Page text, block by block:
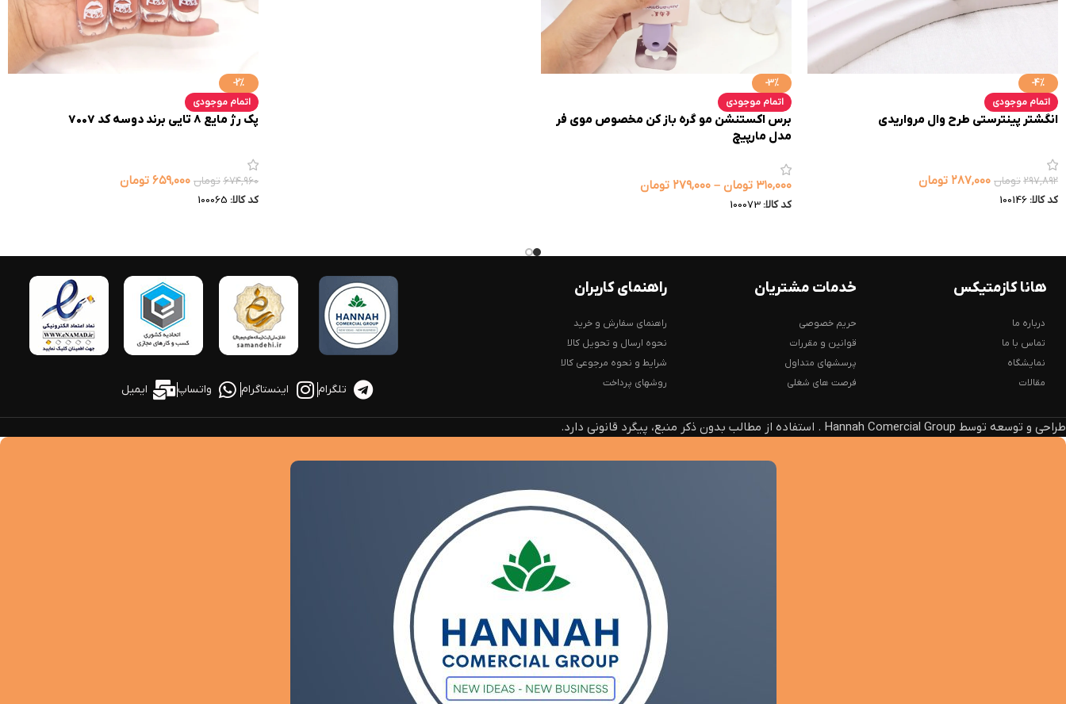
-4%
اتمام موجودی
انگشتر پینترستی طرح وال مرواریدی
۲۹۷,۸۹۲ تومان ۲۸۷,۰۰۰ تومان
کد کالا: 100146
-3%
اتمام موجودی
برس اکستنشن مو گره باز کن مخصوص موی فر
مدل مارپیچ
۳۱۰,۰۰۰ تومان – ۲۷۹,۰۰۰ تومان
کد کالا: 100073
-2%
اتمام موجودی
پک رژ مایع 8 تایی برند دوسه کد 7007
۶۷۴,۹۶۰ تومان ۶۵۹,۰۰۰ تومان
کد کالا: 100065
هانا کازمتیکس
درباره ما
تماس با ما
نمایشگاه
مقالات
خدمات مشتریان
حریم خصوصی
قوانین و مقررات
پرسشهای متداول
فرصت های شغلی
راهنمای کاربران
راهنمای سفارش و خرید
نحوه ارسال و تحویل کالا
شرایط و نحوه مرجوعی کالا
روشهای پرداخت
تلگرام اینستاگرام واتساپ ایمیل
طراحی و توسعه توسط Hannah Comercial Group . استفاده از مطالب بدون ذکر منبع، پیگرد قانونی دارد.